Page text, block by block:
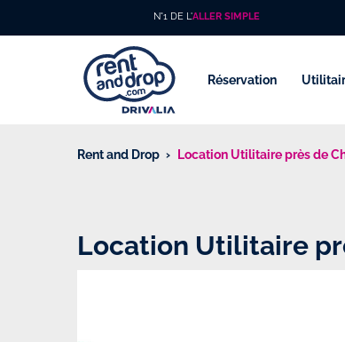
N°1 DE L'ALLER SIMPLE
Réservation
Rent and Drop Location Utilitaire près de
Location Utilitaire